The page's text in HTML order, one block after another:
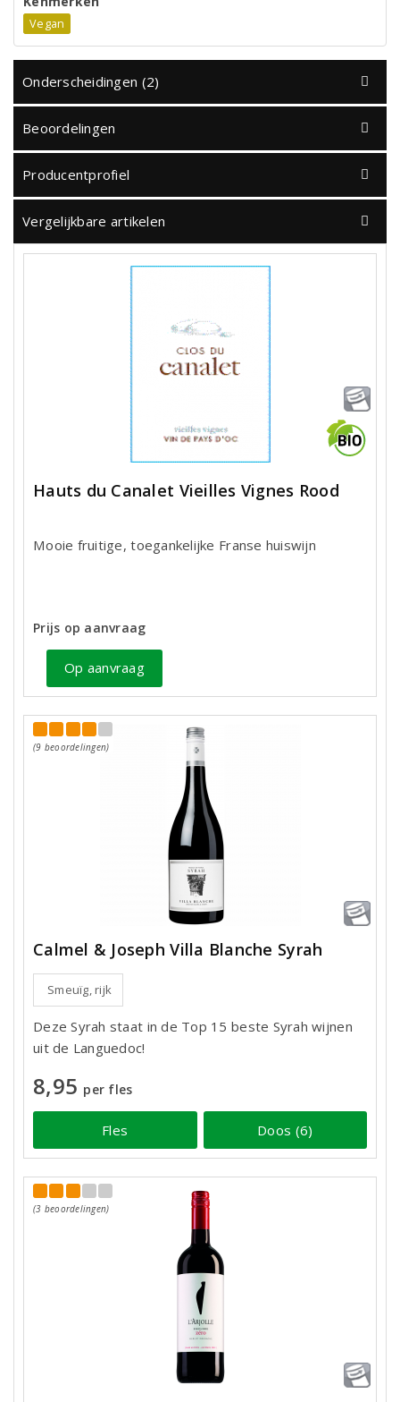
Vegan
Onderscheidingen (2)
Beoordelingen
Producentprofiel
Vergelijkbare artikelen
Hauts du Canalet Vieilles Vignes Rood
Mooie fruitige, toegankelijke Franse huiswijn
Prijs op aanvraag
Op aanvraag
(9 beoordelingen)
Calmel & Joseph Villa Blanche Syrah
Smeuïg, rijk
Deze Syrah staat in de Top 15 beste Syrah wijnen
uit de Languedoc!
8,95 per fles
Fles Doos (6)
(3 beoordelingen)